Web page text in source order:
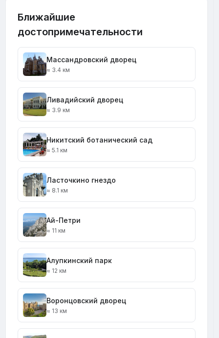
Ближайшие
достопримечательности
Массандровский дворец
≈ 3.4 км
Ливадийский дворец
≈ 3.9 км
Никитский ботанический сад
≈ 5.1 км
Ласточкино гнездо
≈ 8.1 км
Ай-Петри
≈ 11 км
Алупкинский парк
≈ 12 км
Воронцовский дворец
≈ 13 км